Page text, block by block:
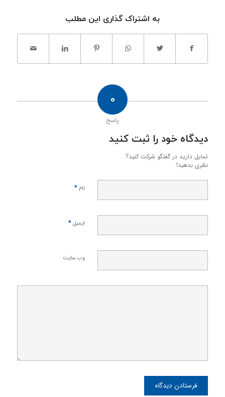
به اشتراک گذاری این مطلب
0
پاسخ
دیدگاه خود را ثبت کنید
تمایل دارید در گفتگو شرکت کنید؟
نظری بدهید!
نام *
ایمیل*
وب‌ سایت